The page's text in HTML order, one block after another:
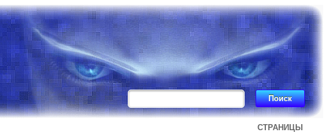
СТРАНИЦЫ